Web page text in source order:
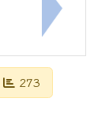
系第四屆心理
下一筆：
273